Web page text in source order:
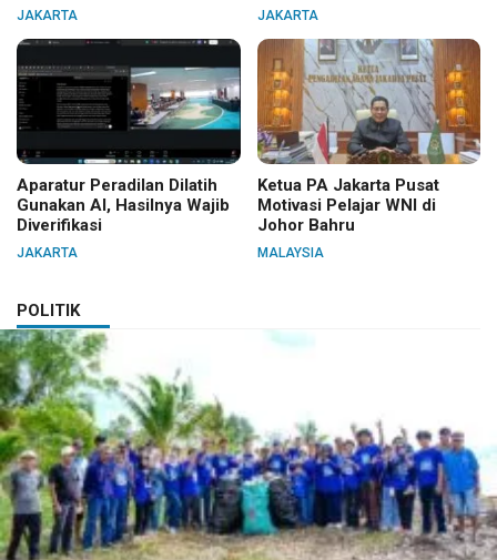
JAKARTA JAKARTA
Aparatur Peradilan Dilatih
Gunakan AI, Hasilnya Wajib
Diverifikasi
JAKARTA
Ketua PA Jakarta Pusat
Motivasi Pelajar WNI di
Johor Bahru
MALAYSIA
POLITIK